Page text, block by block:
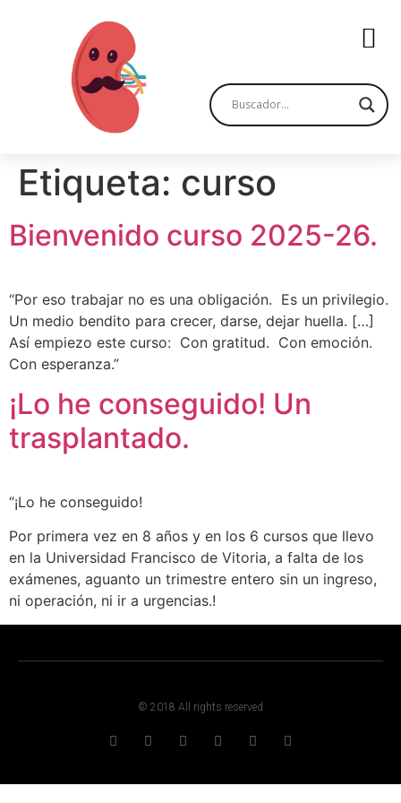
Etiqueta: curso
Bienvenido curso 2025-26.
“Por eso trabajar no es una obligación. Es un privilegio.
Un medio bendito para crecer, darse, dejar huella. […]
Así empiezo este curso: Con gratitud. Con emoción.
Con esperanza.”
¡Lo he conseguido! Un
trasplantado.
“¡Lo he conseguido!
Por primera vez en 8 años y en los 6 cursos que llevo
en la Universidad Francisco de Vitoria, a falta de los
exámenes, aguanto un trimestre entero sin un ingreso,
ni operación, ni ir a urgencias.!
© 2018 All rights reserved